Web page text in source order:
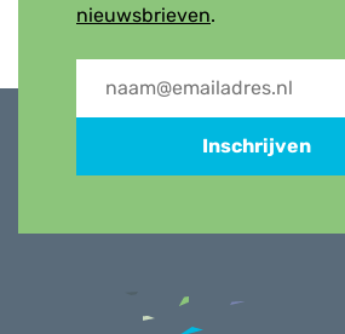
nieuwsbrieven.
Inschrijven